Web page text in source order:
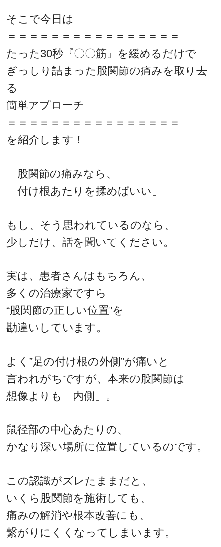
そこで今日は
＝＝＝＝＝＝＝＝＝＝＝＝＝＝＝＝
たった30秒『〇〇筋』を緩めるだけで
ぎっしり詰まった股関節の痛みを取り去
る
簡単アプローチ
＝＝＝＝＝＝＝＝＝＝＝＝＝＝＝＝
を紹介します！
「股関節の痛みなら、
付け根あたりを揉めばいい」
もし、そう思われているのなら、
少しだけ、話を聞いてください。
実は、患者さんはもちろん、
多くの治療家ですら
“股関節の正しい位置”を
勘違いしています。
よく‟足の付け根の外側”が痛いと
言われがちですが、本来の股関節は
想像よりも「内側」。
鼠径部の中心あたりの、
かなり深い場所に位置しているのです。
この認識がズレたままだと、
いくら股関節を施術しても、
痛みの解消や根本改善にも、
繋がりにくくなってしまいます。